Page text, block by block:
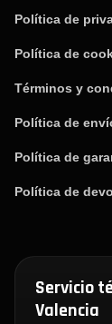
Política de
Política de
Términos y
Política de
Política de
Política de
Servicio
Valencia